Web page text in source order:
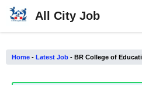
Skip
All City Job
Home - Latest Job - BR College of